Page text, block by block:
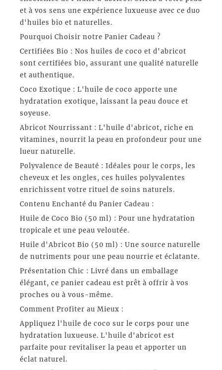
et à vos sens une expérience luxueuse avec ce duo
d'huiles bio et naturelles.
Pourquoi Choisir notre Panier Cadeau ?
Certifiées Bio : Nos huiles de coco et d'abricot
sont certifiées bio, assurant une qualité naturelle
et authentique.
Coco Exotique : L'huile de coco apporte une
hydratation exotique, laissant la peau douce et
soyeuse.
Abricot Nourrissant : L'huile d'abricot, riche en
vitamines, nourrit la peau en profondeur pour une
lueur naturelle.
Polyvalence de Beauté : Idéales pour le corps, les
cheveux et les ongles, ces huiles polyvalentes
enrichissent votre rituel de soins naturels.
Contenu Enchanté du Panier Cadeau :
Huile de Coco Bio (50 ml) : Pour une hydratation
tropicale et une peau veloutée.
Huile d'Abricot Bio (50 ml) : Une source naturelle
de nutriments pour une peau nourrie et éclatante.
Présentation Chic : Livré dans un emballage
élégant, ce panier cadeau est prêt à offrir à vos
proches ou à vous-même.
Comment Profiter au Mieux :
Appliquez l'huile de coco sur le corps pour une
hydratation luxueuse. L'huile d'abricot est
parfaite pour revitaliser la peau et apporter un
éclat naturel.